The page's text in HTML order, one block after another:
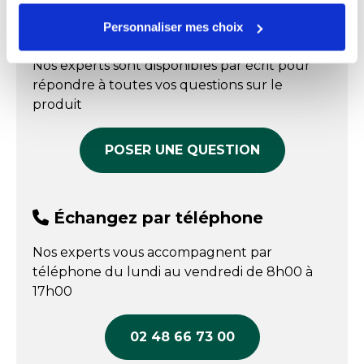
Personnaliser mes choix
Fabriqué en France Oui
Prix public affiché
COMPARER
Référence : 0101005831
Prix public affiché
351,50 € HT
COMPARER
Échangez par écrit
Nos experts sont disponibles par écrit pour
répondre à toutes vos questions sur le
produit
POSER UNE QUESTION
Échangez par téléphone
Nos experts vous accompagnent par
téléphone du lundi au vendredi de 8h00 à
17h00
02 48 66 73 00